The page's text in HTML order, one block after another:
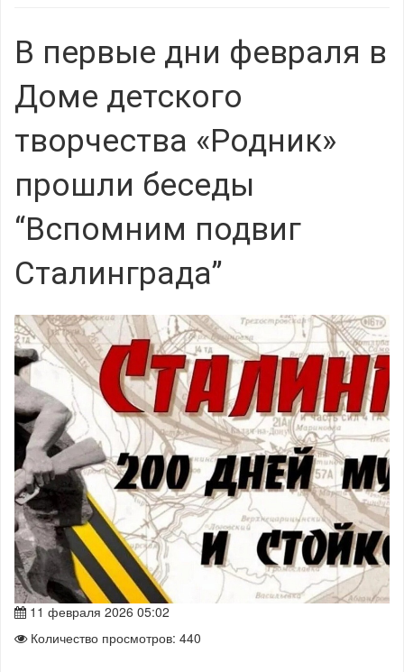
В первые дни февраля в
Доме детского
творчества «Родник»
прошли беседы
“Вспомним подвиг
Сталинграда”
11 февраля 2026 05:02
Количество просмотров: 440